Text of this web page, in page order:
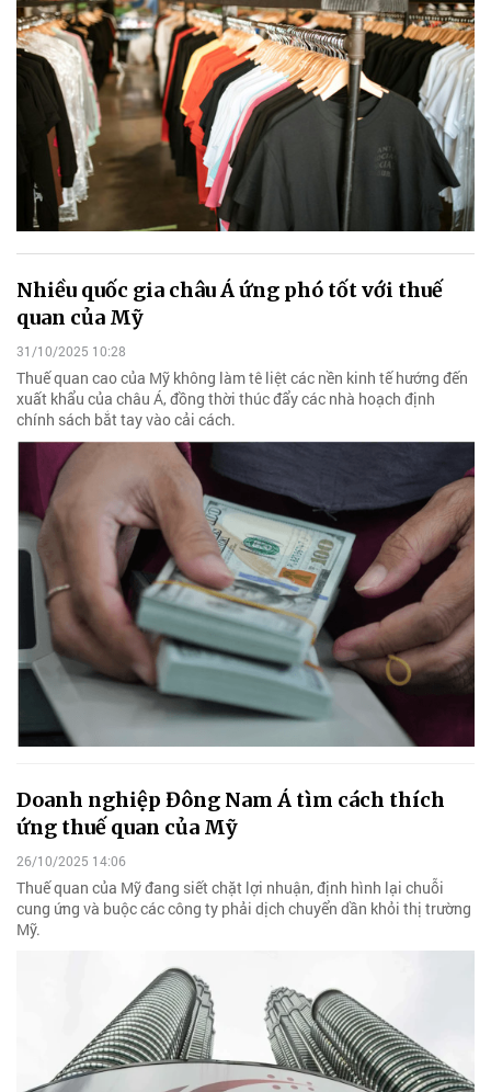
Nhiều quốc gia châu Á ứng phó tốt với thuế
quan của Mỹ
31/10/2025 10:28
Thuế quan cao của Mỹ không làm tê liệt các nền kinh tế hướng đến
xuất khẩu của châu Á, đồng thời thúc đẩy các nhà hoạch định
chính sách bắt tay vào cải cách.
Doanh nghiệp Đông Nam Á tìm cách thích
ứng thuế quan của Mỹ
26/10/2025 14:06
Thuế quan của Mỹ đang siết chặt lợi nhuận, định hình lại chuỗi
cung ứng và buộc các công ty phải dịch chuyển dần khỏi thị trường
Mỹ.